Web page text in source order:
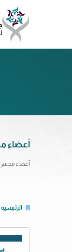
أعضاء
أعضاء مجلس
الرئيسية